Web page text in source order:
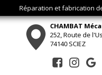
Réparation et fabrication
CHAMBAT
252, Route de
74140 SCIEZ